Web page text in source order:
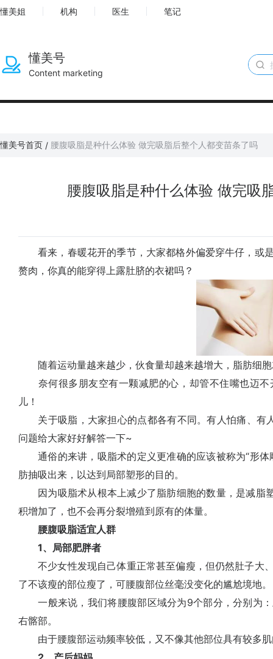
懂美姐 机构 医生 笔记
懂美号
Content marketing
懂美号首页 / 腰腹吸脂是种什么体验 做完吸脂后整个人都变苗条了吗
腰腹吸脂是种什么体验 做完吸
看来，春暖花开的季节，大家都格外偏爱穿牛仔，或
赘肉，你真的能穿得上露肚脐的衣裙吗？
随着运动量越来越少，伙食量却越来越增大，脂肪细胞
奈何很多朋友空有一颗减肥的心，却管不住嘴也迈不
儿！
关于吸脂，大家担心的点都各有不同。有人怕痛、有
问题给大家好好解答一下~
通俗的来讲，吸脂术的定义更准确的应该被称为“形体
肪抽吸出来，以达到局部塑形的目的。
因为吸脂术从根本上减少了脂肪细胞的数量，是减脂
积增加了，也不会再分裂增殖到原有的体量。
腰腹吸脂适宜人群
1、局部肥胖者
不少女性发现自己体重正常甚至偏瘦，但仍然肚子大
了不该瘦的部位瘦了，可腰腹部位丝毫没变化的尴尬境地。
一般来说，我们将腰腹部区域分为9个部分，分别为：
右髂部。
由于腰腹部运动频率较低，又不像其他部位具有较多肌